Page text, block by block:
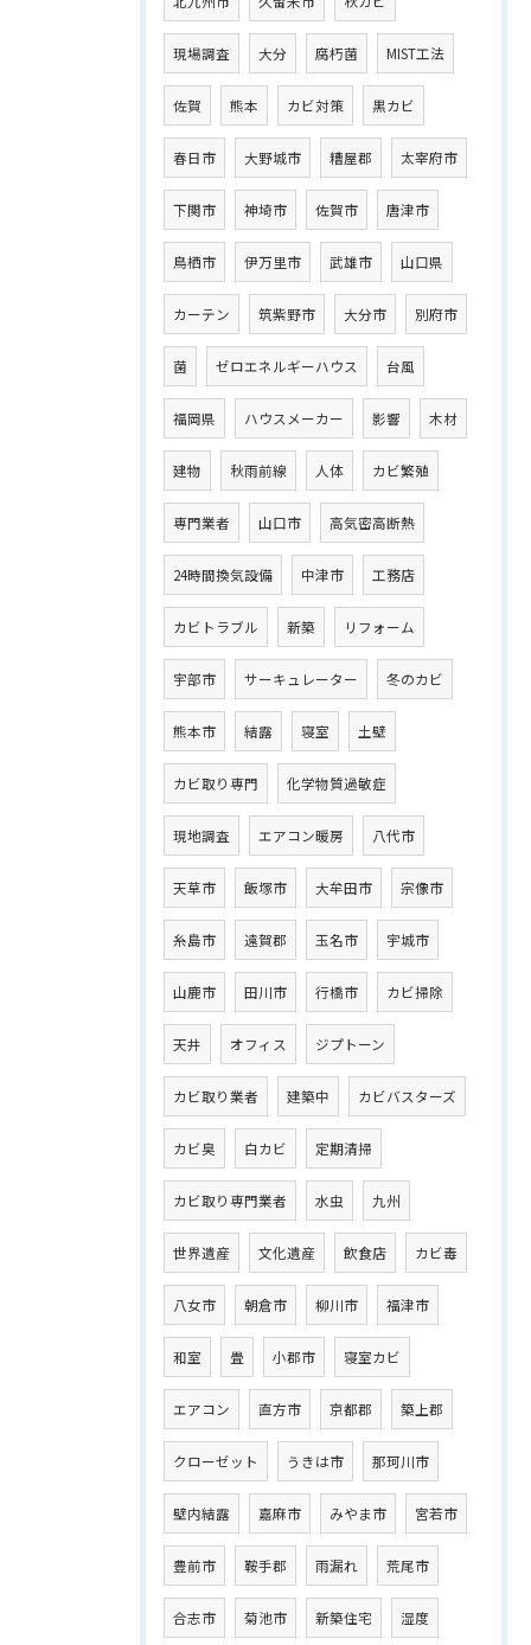
現場調査 大分 腐朽菌 MIST工法
佐賀 熊本 カビ対策 黒カビ
春日市 大野城市 糟屋郡 太宰府市
下関市 神埼市 佐賀市 唐津市
鳥栖市 伊万里市 武雄市 山口県
カーテン 筑紫野市 大分市 別府市
菌 ゼロエネルギーハウス 台風
福岡県 ハウスメーカー 影響 木材
建物 秋雨前線 人体 カビ繁殖
専門業者 山口市 高気密高断熱
24時間換気設備 中津市 工務店
カビトラブル 新築 リフォーム
宇部市 サーキュレーター 冬のカビ
熊本市 結露 寝室 土壁
カビ取り専門 化学物質過敏症
現地調査 エアコン暖房 八代市
天草市 飯塚市 大牟田市 宗像市
糸島市 遠賀郡 玉名市 宇城市
山鹿市 田川市 行橋市 カビ掃除
天井 オフィス ジプトーン
カビ取り業者 建築中 カビバスターズ
カビ臭 白カビ 定期清掃
カビ取り専門業者 水虫 九州
世界遺産 文化遺産 飲食店 カビ毒
八女市 朝倉市 柳川市 福津市
和室 畳 小郡市 寝室カビ
エアコン 直方市 京都郡 築上郡
クローゼット うきは市 那珂川市
壁内結露 嘉麻市 みやま市 宮若市
豊前市 鞍手郡 雨漏れ 荒尾市
合志市 菊池市 新築住宅 湿度